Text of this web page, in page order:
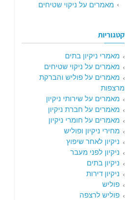
מאמרים על ניקוי שטיחים
קטגוריות
מאמרי ניקיון בתים
מאמרים על ניקוי שטיחים
מאמרים על פוליש והברקת
מרצפות
מאמרים על שירותי ניקיון
מאמרים על חברת ניקיון
מאמרים על חומרי ניקיון
מחירי ניקיון ופוליש
ניקיון לאחר שיפוץ
ניקיון לפני מעבר
ניקיון בתים
ניקיון דירות
פוליש
פוליש לרצפה